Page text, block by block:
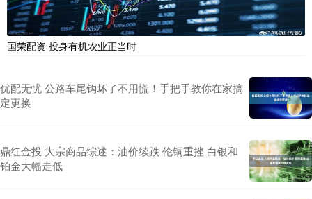
国荣配资 投身有机农业正当时
优配无忧 公路车尾钩坏了不用慌！手把手教你在家搞
定更换
鼎红金投 大宗商品综述：油价续跌 伦铜重挫 白银和
铂金大幅走低